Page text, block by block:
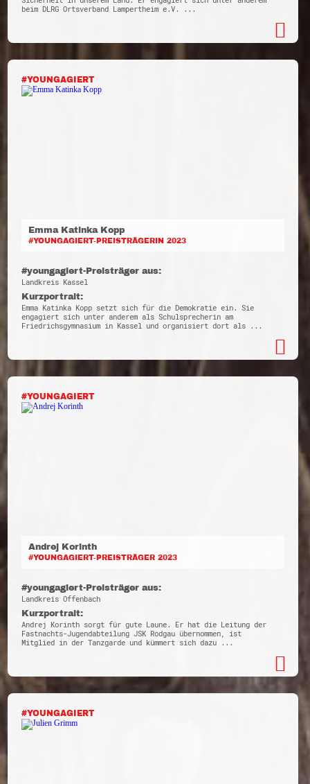
beim DLRG Ortsverband Lampertheim e.V. ...
#YOUNGAGIERT
Emma Katinka Kopp
#YOUNGAGIERT-PREISTRÄGERIN 2023
#youngagiert-Preisträger aus:
Landkreis Kassel
Kurzportrait:
Emma Katinka Kopp setzt sich für die Demokratie ein. Sie
engagiert sich unter anderem als Schulsprecherin am
Friedrichsgymnasium in Kassel und organisiert dort als ...
#YOUNGAGIERT
Andrej Korinth
#YOUNGAGIERT-PREISTRÄGER 2023
#youngagiert-Preisträger aus:
Landkreis Offenbach
Kurzportrait:
Andrej Korinth sorgt für gute Laune. Er hat die Leitung der
Fastnachts-Jugendabteilung JSK Rodgau übernommen, ist
Mitglied in der Tanzgarde und kümmert sich dazu ...
#YOUNGAGIERT